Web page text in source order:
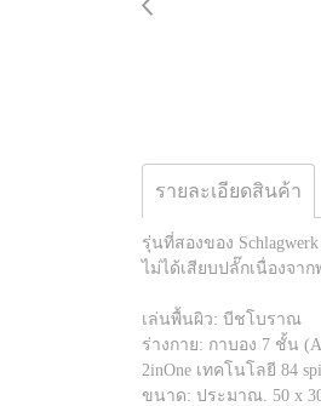
รายละเอียดสินค้า
รุ่นที่สองของ
ไม่ได้เสียบปลั๊กเนื่องจา
เล่นพื้นผิว: บีชโบราณ
ร่างกาย: กาบอง 7 ชั้น
2inOne เทคโนโลยี 84
ขนาด: ประมาณ. 50 x